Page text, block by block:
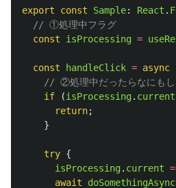
export const Sample: React .
// ①処理中フラグ
const
isProcessing =
const handleClick = async
// ②処理中だったらなにもし
if
(isProcessing. current
return;
}
try {
isProcessing. current =
await
doSomethingAsync